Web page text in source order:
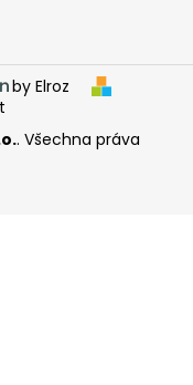
by Elroz
. Všechna práva